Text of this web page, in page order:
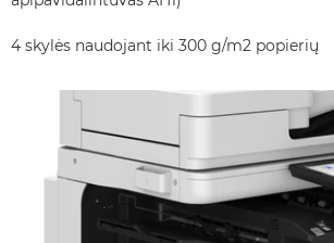
4 skylės naudojant iki 300 g/m2 popierių